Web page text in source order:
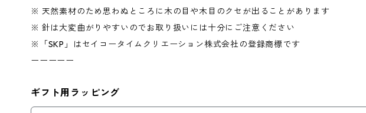
※ 天然素材のため思わぬところに木の目や木目のクセが出ることがあります
※ 針は大変曲がりやすいのでお取り扱いには十分にご注意ください
※「SKP」はセイコータイムクリエーション株式会社の登録商標です
ーーーーー
ギフト用ラッピング